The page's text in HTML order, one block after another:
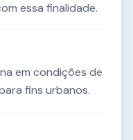
essa finalidade.
em condições de
fins urbanos.